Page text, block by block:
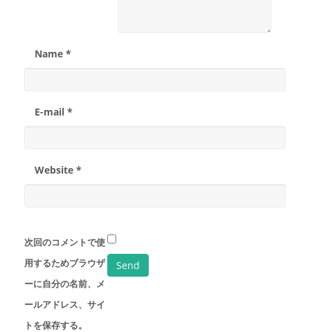
Name *
E-mail *
Website *
次回のコメントで使
用するためブラウザ
ーに自分の名前、メ
ールアドレス、サイ
トを保存する。